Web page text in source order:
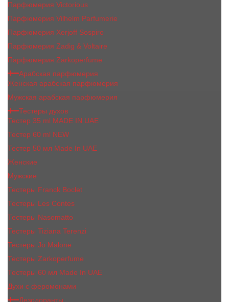
Парфюмерия Victorious
Парфюмерия Vilhelm Parfumerie
Парфюмерия Xerjoff Sospiro
Парфюмерия Zadig & Voltaire
Парфюмерия Zarkoperfume
Арабская парфюмерия
Женская арабская парфюмерия
Мужская арабская парфюмерия
Тестеры духов
Тестер 35 ml MADE IN UAE
Тестер 60 ml NEW
Тестер 50 мл Made In UAE
Женские
Мужские
Тестеры Franck Boclet
Тестеры Les Contes
Тестеры Nasomatto
Тестеры Tiziana Terenzi
Тестеры Jо Malоnе
Тестеры Zarkoperfume
Тестеры 60 мл Made In UAE
Духи с феромонами
Дезодоранты